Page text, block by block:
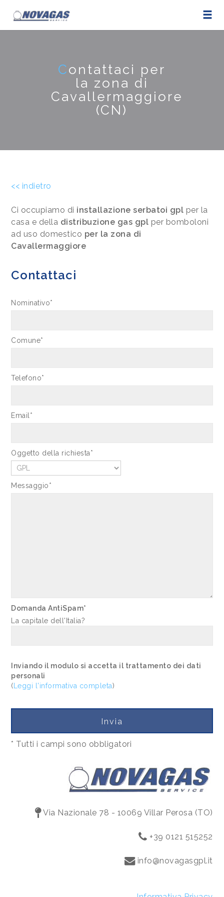
Contattaci per
la zona di
Cavallermaggiore
(CN)
<< indietro
Ci occupiamo di installazione serbatoi gpl per la
casa e della distribuzione gas gpl per bomboloni
ad uso domestico per la zona di
Cavallermaggiore
Contattaci
Nominativo*
Comune*
Telefono*
Email*
Oggetto della richiesta*
Messaggio*
Domanda AntiSpam*
La capitale dell'Italia?
Inviando il modulo si accetta il trattamento dei dati
personali
( Leggi l'informativa completa)
* Tutti i campi sono obbligatori
Via Nazionale 78 - 10069 Villar Perosa (TO)
+39 0121 515252
info@novagasgpl.it